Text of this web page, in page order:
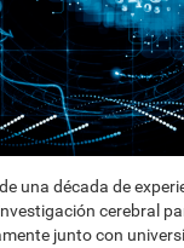
una década de
cerebral
junto con